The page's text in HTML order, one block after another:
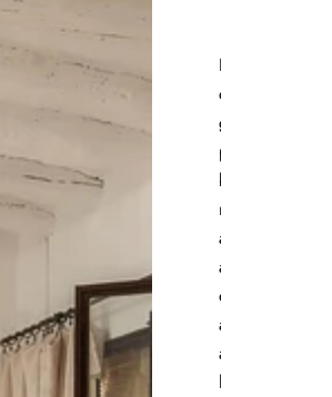
Las zonas de
descanso
grandes y
pequeñas se
benefician
mucho de una
alfombra, que
ayuda a definir
distintas áreas
aporta confort
al conjunto de
la estancia.